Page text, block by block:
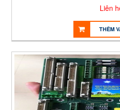
Liên
THÊM